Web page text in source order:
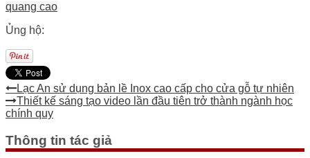
quang cao
Ủng hộ:
Lạc An sử dụng bản lề Inox cao cấp cho cửa gỗ tự nhiên
Thiết kế sáng tạo video lần đầu tiên trở thành ngành học
chính quy
Thông tin tác giả